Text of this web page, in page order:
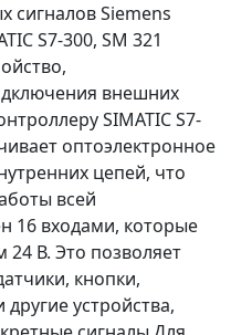
сигналов Siemens
S7-300, SM 321
внешних
SIMATIC S7-
оптоэлектронное
цепей, что
всей
16 входами, которые
В. Это позволяет
кнопки,
устройства,